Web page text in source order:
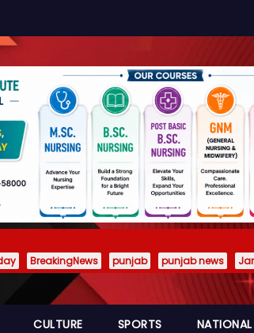
BreakingNews punjab punjab news
CULTURE SPORTS NATIONAL